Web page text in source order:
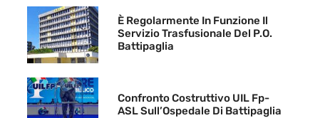
È Regolarmente In Funzione Il
Servizio Trasfusionale Del P.O.
Battipaglia
Confronto Costruttivo UIL Fp-
ASL Sull’Ospedale Di Battipaglia